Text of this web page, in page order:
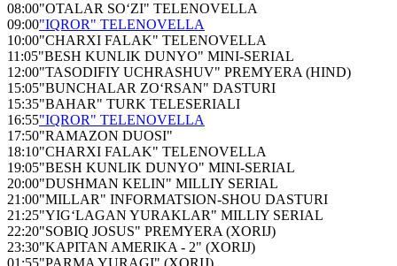
08:00"OTALAR SO‘ZI" TELENOVELLA
09:00"IQROR" TELENOVELLA
10:00"CHARXI FALAK" TELENOVELLA
11:05"BESH KUNLIK DUNYO" MINI-SERIAL
12:00"TASODIFIY UCHRASHUV" PREMYERA (HIND)
15:05"BUNCHALAR ZO‘RSAN" DASTURI
15:35"BAHAR" TURK TELESERIALI
16:55"IQROR" TELENOVELLA
17:50"RAMAZON DUOSI"
18:10"CHARXI FALAK" TELENOVELLA
19:05"BESH KUNLIK DUNYO" MINI-SERIAL
20:00"DUSHMAN KELIN" MILLIY SERIAL
21:00"MILLAR" INFORMATSION-SHOU DASTURI
21:25"YIG‘LAGAN YURAKLAR" MILLIY SERIAL
22:20"SOBIQ JOSUS" PREMYERA (XORIJ)
23:30"KAPITAN AMERIKA - 2" (XORIJ)